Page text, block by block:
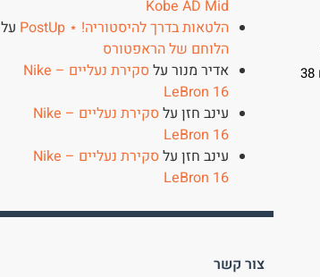
ראתה פלייאוף זה עידן ועידנים. במקום השני גולדן סטייט עם 42 שידורים ויוסטון והקליפרס חולקות את המקום השלישי עם 38
Kobe AD Mid
הלטאות בדרך להיסטוריה! ⋆ PostUp
על
הלוחם של הראפטורס
אדיר מנור על
סקירת נעליים – Nike
LeBron 16
עינב חזן על
סקירת נעליים – Nike
LeBron 16
עינב חזן על
סקירת נעליים – Nike
LeBron 16
צור קשר